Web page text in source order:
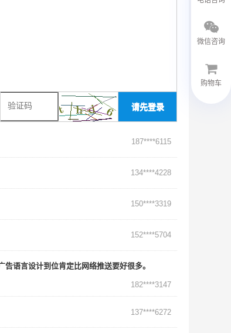
请先登录
187****6115
134****4228
150****3319
152****5704
告语言设计到位肯定比网络推送要好很多。
182****3147
137****6272
微信咨询
购物车